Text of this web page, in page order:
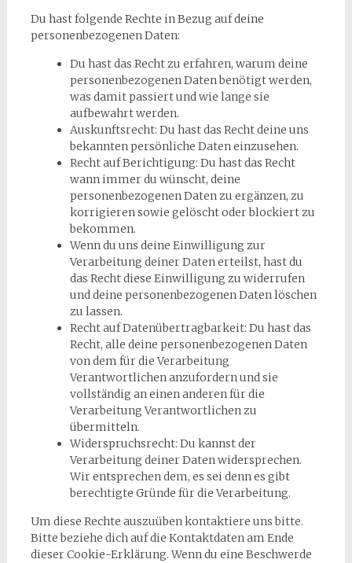
Du hast folgende Rechte in Bezug auf deine
personenbezogenen Daten:
Du hast das Recht zu erfahren, warum deine
personenbezogenen Daten benötigt werden,
was damit passiert und wie lange sie
aufbewahrt werden.
Auskunftsrecht: Du hast das Recht deine uns
bekannten persönliche Daten einzusehen.
Recht auf Berichtigung: Du hast das Recht
wann immer du wünscht, deine
personenbezogenen Daten zu ergänzen, zu
korrigieren sowie gelöscht oder blockiert zu
bekommen.
Wenn du uns deine Einwilligung zur
Verarbeitung deiner Daten erteilst, hast du
das Recht diese Einwilligung zu widerrufen
und deine personenbezogenen Daten löschen
zu lassen.
Recht auf Datenübertragbarkeit: Du hast das
Recht, alle deine personenbezogenen Daten
von dem für die Verarbeitung
Verantwortlichen anzufordern und sie
vollständig an einen anderen für die
Verarbeitung Verantwortlichen zu
übermitteln.
Widerspruchsrecht: Du kannst der
Verarbeitung deiner Daten widersprechen.
Wir entsprechen dem, es sei denn es gibt
berechtigte Gründe für die Verarbeitung.
Um diese Rechte auszuüben kontaktiere uns bitte.
Bitte beziehe dich auf die Kontaktdaten am Ende
dieser Cookie-Erklärung. Wenn du eine Beschwerde